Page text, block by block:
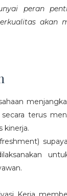
peran
akan
terus
kinerja.